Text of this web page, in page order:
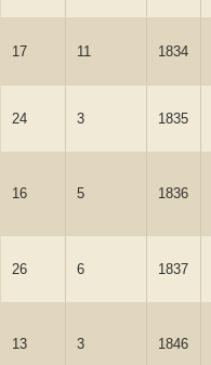
17 11 1834
24 3 1835
16 5 1836
26 6 1837
13 3 1846